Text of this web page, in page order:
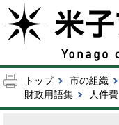
トップ 市の組織
財政用語集
人件費